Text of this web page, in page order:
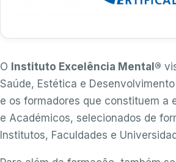
O Instituto Excelência Mental®
Saúde, Estética e
e os formadores que constituem a
e Académicos, selecionados de
Institutos, Faculdades e